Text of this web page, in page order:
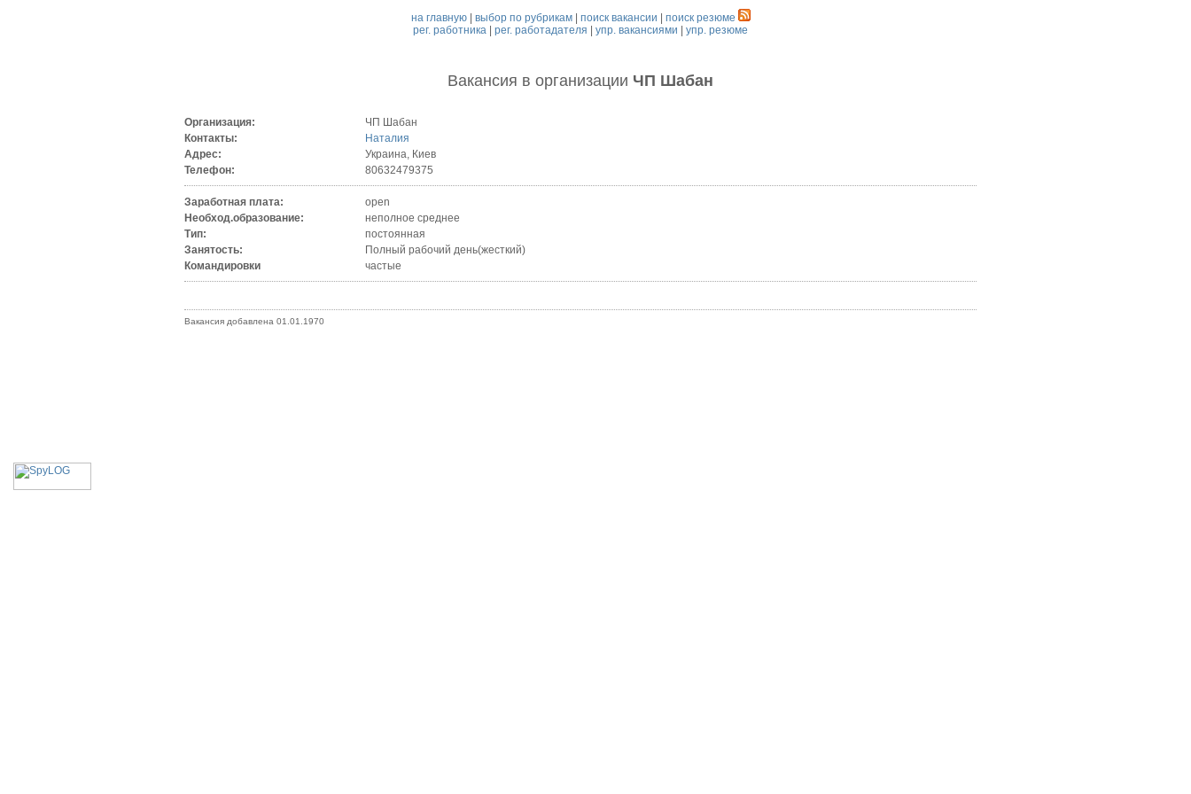
на главную| выбор по рубрикам| поиск вакансии
поиск резюме
рег. работника |рег. работадателя |упр. вакансиями |упр. резюме
Вакансия в организации ЧП Шабан
Организация:
ЧП Шабан
Контакты:
Наталия
Адрес:
Украина, Киев
Телефон:
80632479375
Заработная плата:
open
Необход.образование:
неполное среднее
Тип:
постоянная
Занятость:
Полный рабочий день(жесткий)
Командировки
частые
Вакансия добавлена 01.01.1970